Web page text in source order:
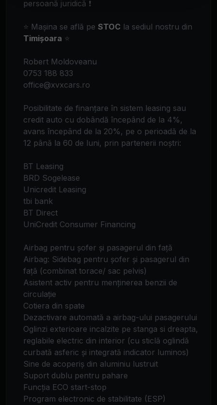
persoană juridică ❗
⭐ Mașina se află pe STOC la sediul nostru din
Timișoara ⭐
Robert Moldoveanu
0753 188 833
office@xvxcars.ro
Posibilitate de finanțare în sistem leasing sau
credit auto cu dobândă începând de la 4%,
avans începând de la 20%, pe o perioadă de la
12 până la 60 de luni, prin partenerii noștri:
BT Leasing
BRD Sogelease
Unicredit Leasing
tbi bank
BT Direct
UniCredit Consumer Financing
Airbag pentru șofer și pasagerul din față
Airbag: Sidebag pentru șofer și pasagerul din
față (combinat torace/ sac pelvis)
Asistent activ pentru menținerea benzii de
circulație
Cotiera din spate
Dezactivare automată a airbag-ului pasagerului
Oglinzi exterioare incalzite pe stanga si dreapta,
reglabile electric din interior (cu sticlă oglindă
curbată asferic și integrată indicator luminos)
Sine de acoperiș din aluminiu lustruit
Suport dublu pentru pahare
Funcția ECO start-stop
Program electronic de stabilitate (ESP)